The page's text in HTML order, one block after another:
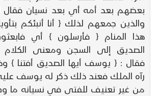
بعضهم بعد أمه أي بعد نسيان
والذين جمعهم لذلك { أنا أنبئكم
هذا المنام { فأرسلون } أي
الصديق إلى السجن ومعنى الكلام
فقال : { يوسف أيها الصديق أفتنا }
رآه الملك فعند ذلك ذكر له يوسف عليه
من غير تعنيف للفتى في نسيانه ما